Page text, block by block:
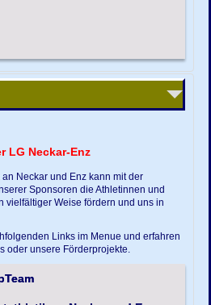
LG Neckar-Enz
Neckar und Enz kann mit der
Sponsoren die Athletinnen und
vielfältiger Weise fördern und uns in
Links im Menue und erfahren
oder unsere Förderprojekte.